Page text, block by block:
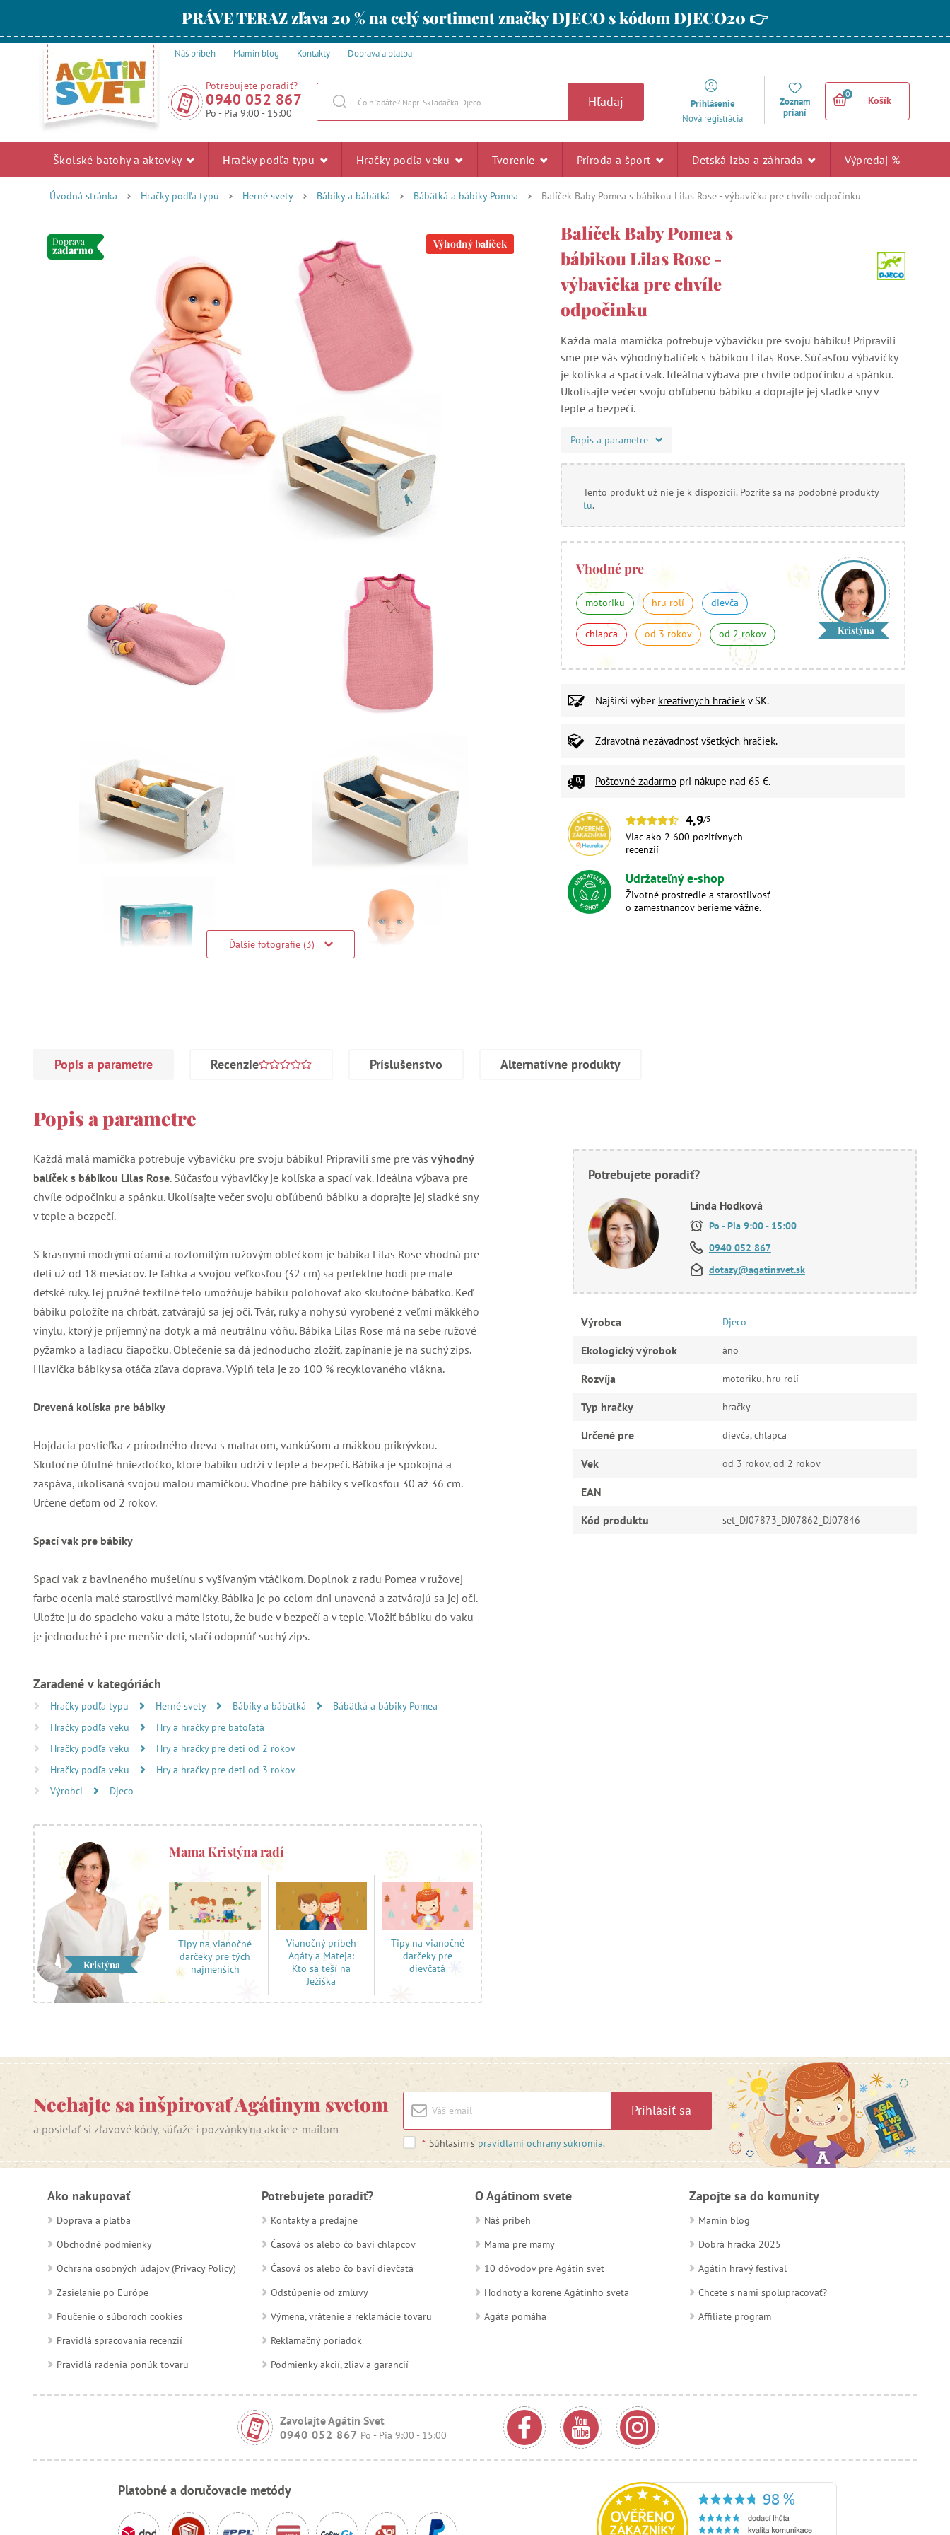
PRÁVE TERAZ zľava 20 % na celý sortiment značky DJECO s kódom DJECO20 👉
Náš príbeh Mamin blog Kontakty Doprava a platba
Potrebujete poradiť?
0940 052 867
Po - Pia 9:00 - 15:00
Hľadaj
Prihlásenie
Nová registrácia
Zoznam
prianí
0
Košík
Školské batohy a aktovky Hračky podľa typu Hračky podľa veku Tvorenie Príroda a šport Detská izba a záhrada Výpredaj %
Úvodná stránka Hračky podľa typu Herné svety Bábiky a bábätká Bábätká a bábiky Pomea Balíček Baby Pomea s bábikou Lilas Rose - výbavička pre chvíle odpočinku
Doprava
zadarmo Výhodný balíček
Ďalšie fotografie (3)
Balíček Baby Pomea s
bábikou Lilas Rose -
výbavička pre chvíle
odpočinku
Každá malá mamička potrebuje výbavičku pre svoju bábiku! Pripravili
sme pre vás výhodný balíček s bábikou Lilas Rose. Súčasťou výbavičky
je kolíska a spací vak. Ideálna výbava pre chvíle odpočinku a spánku.
Ukolísajte večer svoju obľúbenú bábiku a doprajte jej sladké sny v
teple a bezpečí.
Popis a parametre
Tento produkt už nie je k dispozícii. Pozrite sa na podobné produkty
tu.
Vhodné pre
motoriku hru rolí dievča
chlapca od 3 rokov od 2 rokov Kristýna
Najširší výber kreatívnych hračiek v SK.
Zdravotná nezávadnosť všetkých hračiek.
Poštovné zadarmo pri nákupe nad 65 €.
4,9/5
Viac ako 2 600 pozitívnych
recenzií
Udržateľný e-shop
Životné prostredie a starostlivosť
o zamestnancov berieme vážne.
Popis a parametre Recenzie Príslušenstvo Alternatívne produkty
Popis a parametre
Každá malá mamička potrebuje výbavičku pre svoju bábiku! Pripravili sme pre vás výhodný
balíček s bábikou Lilas Rose. Súčasťou výbavičky je kolíska a spací vak. Ideálna výbava pre
chvíle odpočinku a spánku. Ukolísajte večer svoju obľúbenú bábiku a doprajte jej sladké sny
v teple a bezpečí.
S krásnymi modrými očami a roztomilým ružovým oblečkom je bábika Lilas Rose vhodná pre
deti už od 18 mesiacov. Je ľahká a svojou veľkosťou (32 cm) sa perfektne hodí pre malé
detské ruky. Jej pružné textilné telo umožňuje bábiku polohovať ako skutočné bábätko. Keď
bábiku položíte na chrbát, zatvárajú sa jej oči. Tvár, ruky a nohy sú vyrobené z veľmi mäkkého
vinylu, ktorý je príjemný na dotyk a má neutrálnu vôňu. Bábika Lilas Rose má na sebe ružové
pyžamko a ladiacu čiapočku. Oblečenie sa dá jednoducho zložiť, zapínanie je na suchý zips.
Hlavička bábiky sa otáča zľava doprava. Výplň tela je zo 100 % recyklovaného vlákna.
Drevená kolíska pre bábiky
Hojdacia postieľka z prírodného dreva s matracom, vankúšom a mäkkou prikrývkou.
Skutočné útulné hniezdočko, ktoré bábiku udrží v teple a bezpečí. Bábika je spokojná a
zaspáva, ukolísaná svojou malou mamičkou. Vhodné pre bábiky s veľkosťou 30 až 36 cm.
Určené deťom od 2 rokov.
Spací vak pre bábiky
Spací vak z bavlneného mušelínu s vyšívaným vtáčikom. Doplnok z radu Pomea v ružovej
farbe ocenia malé starostlivé mamičky. Bábika je po celom dni unavená a zatvárajú sa jej oči.
Uložte ju do spacieho vaku a máte istotu, že bude v bezpečí a v teple. Vložiť bábiku do vaku
je jednoduché i pre menšie deti, stačí odopnúť suchý zips.
Zaradené v kategóriách
Hračky podľa typu Herné svety Bábiky a bábätká
Bábätká a bábiky Pomea
Hračky podľa veku
Hry a hračky pre batoľatá
Hračky podľa veku
Hry a hračky pre deti od 2 rokov
Hračky podľa veku
Hry a hračky pre deti od 3 rokov
Výrobci
Djeco
Kristýna
Mama Kristýna radí
Tipy na vianočné
darčeky pre tých
najmenších
Vianočný príbeh
Agáty a Mateja:
Kto sa teší na
Ježiška
Tipy na vianočné
darčeky pre
dievčatá
Potrebujete poradiť?
Linda Hodková
Po - Pia 9:00 - 15:00
0940 052 867
dotazy@agatinsvet.sk
Výrobca Djeco
Ekologický výrobok áno
Rozvíja motoriku, hru rolí
Typ hračky hračky
Určené pre dievča, chlapca
Vek od 3 rokov, od 2 rokov
EAN
Kód produktu
set_DJ07873_DJ07862_DJ07846
Nechajte sa inšpirovať Agátinym svetom
a posielať si zľavové kódy, súťaže i pozvánky na akcie e-mailom
Prihlásiť sa
* Súhlasím s pravidlami ochrany súkromia.
Ako nakupovať
Doprava a platba
Obchodné podmienky
Ochrana osobných údajov (Privacy Policy)
Zasielanie po Európe
Poučenie o súboroch cookies
Pravidlá spracovania recenzií
Pravidlá radenia ponúk tovaru
Potrebujete poradiť?
Kontakty a predajne
Časová os alebo čo baví chlapcov
Časová os alebo čo baví dievčatá
Odstúpenie od zmluvy
Výmena, vrátenie a reklamácie tovaru
Reklamačný poriadok
Podmienky akcií, zliav a garancií
O Agátinom svete
Náš príbeh
Mama pre mamy
10 dôvodov pre Agátin svet
Hodnoty a korene Agátinho sveta
Agáta pomáha
Zapojte sa do komunity
Mamin blog
Dobrá hračka 2025
Agátin hravý festival
Chcete s nami spolupracovať?
Affiliate program
Zavolajte Agátin Svet
0940 052 867 Po - Pia 9:00 - 15:00
Platobné a doručovacie metódy